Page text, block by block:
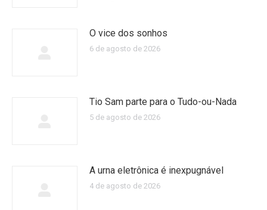
O vice dos sonhos
6 de agosto de 2026
Tio Sam parte para o Tudo-ou-Nada
5 de agosto de 2026
A urna eletrônica é inexpugnável
4 de agosto de 2026